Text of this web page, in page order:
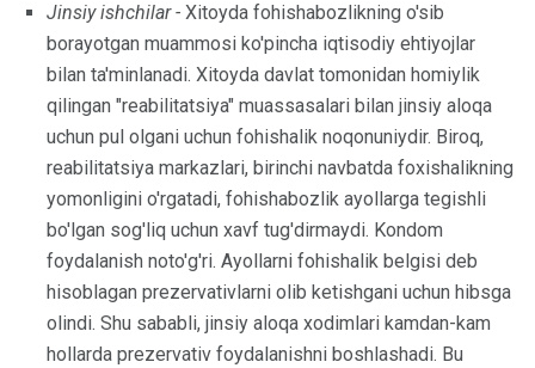
Jinsiy ishchilar - Xitoyda fohishabozlikning o'sib
borayotgan muammosi ko'pincha iqtisodiy ehtiyojlar
bilan ta'minlanadi. Xitoyda davlat tomonidan homiylik
qilingan "reabilitatsiya" muassasalari bilan jinsiy aloqa
uchun pul olgani uchun fohishalik noqonuniydir. Biroq,
reabilitatsiya markazlari, birinchi navbatda foxishalikning
yomonligini o'rgatadi, fohishabozlik ayollarga tegishli
bo'lgan sog'liq uchun xavf tug'dirmaydi. Kondom
foydalanish noto'g'ri. Ayollarni fohishalik belgisi deb
hisoblagan prezervativlarni olib ketishgani uchun hibsga
olindi. Shu sababli, jinsiy aloqa xodimlari kamdan-kam
hollarda prezervativ foydalanishni boshlashadi. Bu